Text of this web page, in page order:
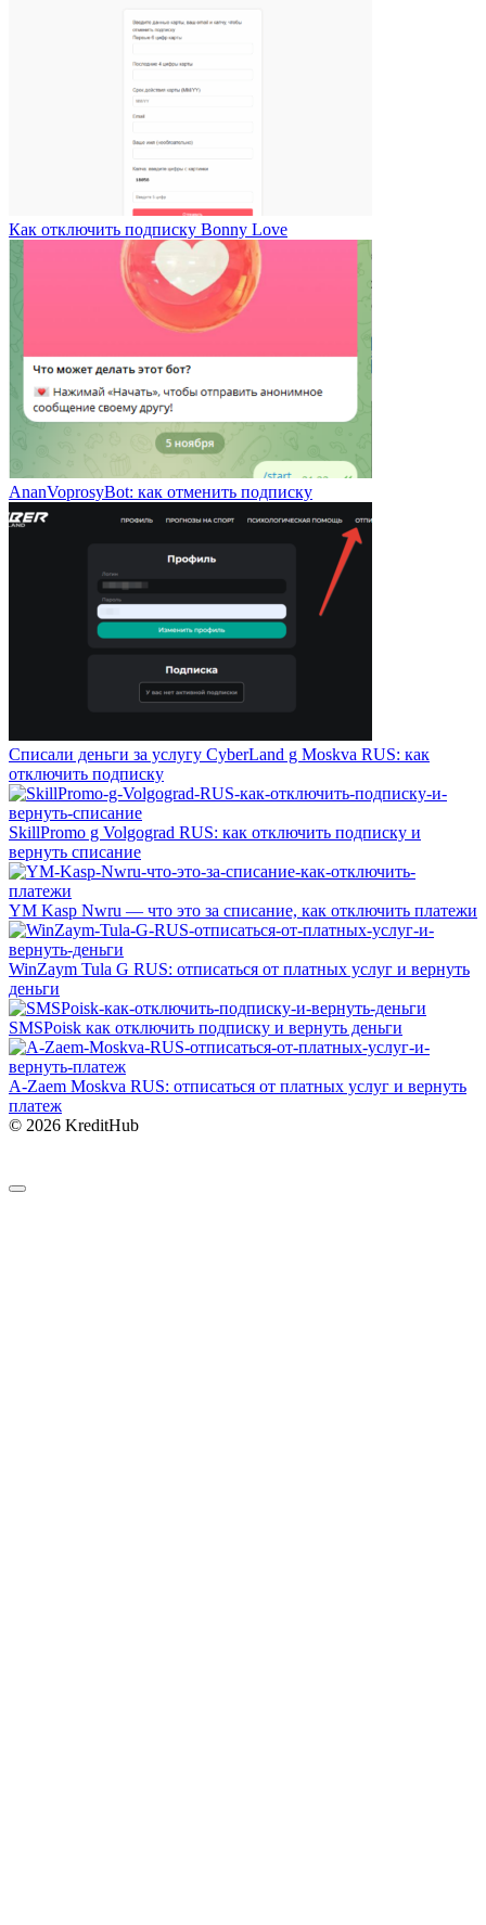
Как отключить подписку Bonny Love
AnanVoprosyBot: как отменить подписку
Списали деньги за услугу CyberLand g Moskva RUS: как
отключить подписку
SkillPromo g Volgograd RUS: как отключить подписку и
вернуть списание
YM Kasp Nwru — что это за списание, как отключить платежи
WinZaym Tula G RUS: отписаться от платных услуг и вернуть
деньги
SMSPoisk как отключить подписку и вернуть деньги
A-Zaem Moskva RUS: отписаться от платных услуг и вернуть
платеж
© 2026 KreditHub